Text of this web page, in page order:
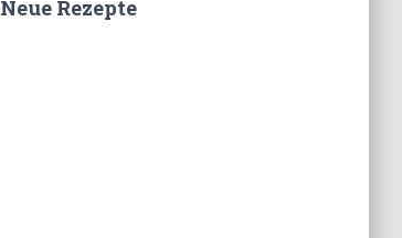
Neue Rezepte